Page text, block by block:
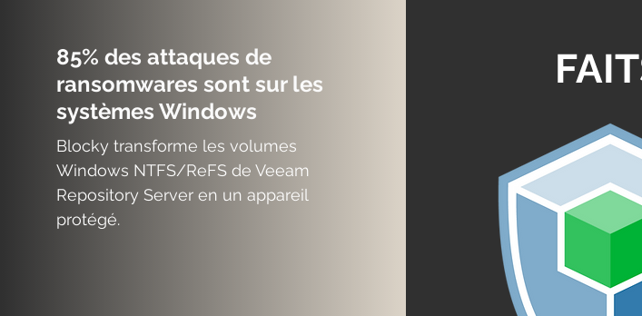
85% des attaques de
ransomwares sont sur les
systèmes Windows
Blocky transforme les volumes
Windows NTFS/ReFS de Veeam
Repository Server en un appareil
protégé.